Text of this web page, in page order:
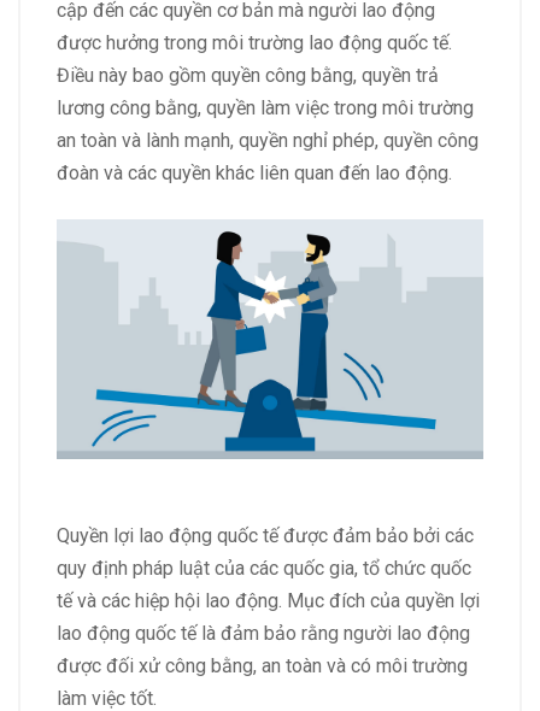
cập đến các quyền cơ bản mà người lao động
được hưởng trong môi trường lao động quốc tế.
Điều này bao gồm quyền công bằng, quyền trả
lương công bằng, quyền làm việc trong môi trường
an toàn và lành mạnh, quyền nghỉ phép, quyền công
đoàn và các quyền khác liên quan đến lao động.
Quyền lợi lao động quốc tế được đảm bảo bởi các
quy định pháp luật của các quốc gia, tổ chức quốc
tế và các hiệp hội lao động. Mục đích của quyền lợi
lao động quốc tế là đảm bảo rằng người lao động
được đối xử công bằng, an toàn và có môi trường
làm việc tốt.